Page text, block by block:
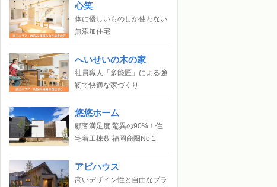
心笑
体に優しいものしか使わない
無添加住宅
へいせいの木の家
社員職人「多能匠」による強
靭で快適な家づくり
悠悠ホーム
顧客満足度 驚異の90%！住
宅着工棟数 福岡商圏No.1
アビハウス
高いデザイン性と自由なプラ